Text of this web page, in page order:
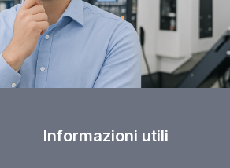
Informazioni utili